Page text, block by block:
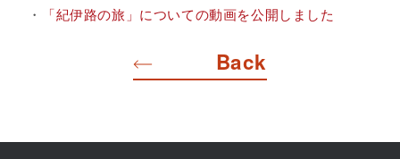
・
「紀伊路の旅」についての動画を公開しました
Back